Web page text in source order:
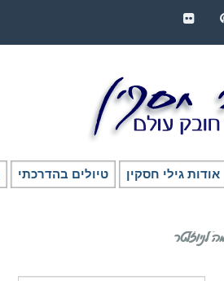
אודות גילי חסקין טיולים בהדרכתי
לניוזלטר